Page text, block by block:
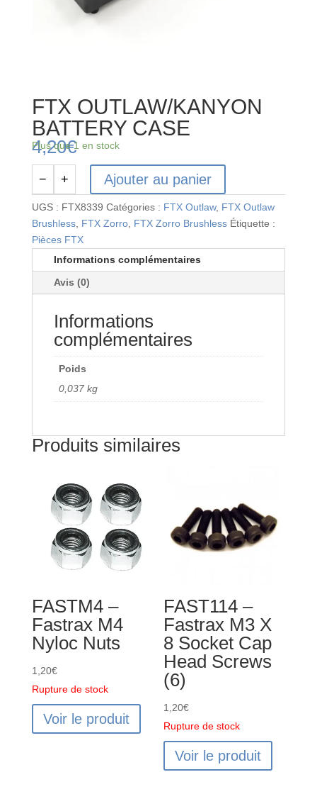
FTX OUTLAW/KANYON
BATTERY CASE
4,20€
Plus que 1 en stock
quantité
de
FTX
OUTLAW/KANYON
BATTERY
− + Ajouter au panier
UGS : FTX8339 Catégories : FTX Outlaw, FTX Outlaw
Brushless, FTX Zorro, FTX Zorro Brushless Étiquette :
Pièces FTX
Informations complémentaires
Avis (0)
Informations
complémentaires
Poids
0,037 kg
Produits similaires
FASTM4 –
Fastrax M4
Nyloc Nuts
1,20€
Rupture de stock
Voir le produit
FAST114 –
Fastrax M3 X
8 Socket Cap
Head Screws
(6)
1,20€
Rupture de stock
Voir le produit